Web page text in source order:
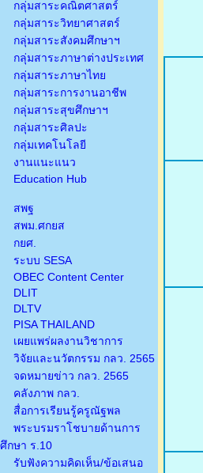
กลุ่มสาระคณิตศาสตร์
กลุ่มสาระวิทยาศาสตร์
กลุ่มสาระสังคมศึกษาฯ
กลุ่มสาระภาษาต่างประเทศ
กลุ่มสาระภาษาไทย
กลุ่มสาระการงานอาชีพ
กลุ่มสาระสุขศึกษาฯ
กลุ่มสาระศิลปะ
กลุ่มเทคโนโลยี
งานแนะแนว
Education Hub
สพฐ
สพม.ศกยส
กยศ.
ระบบ SESA
OBEC Content Center
DLIT
DLTV
PISA THAILAND
เผยแพร่ผลงานวิชาการ
วิจัยและนวัตกรรม กลว. 2565
จดหมายข่าว กลว. 2565
คลังภาพ กลว.
สื่อการเรียนรู้ครูณัฐพล
พระบรมราโชบายด้านการ
ศึกษา ร.10
รับฟังความคิดเห็น/ข้อเสนอ